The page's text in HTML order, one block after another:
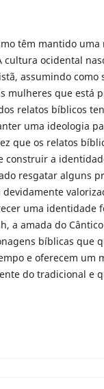
têm mantido uma
cultura ocidental
assumindo como
mulheres que está
relatos bíblicos
uma ideologia
que os relatos
construir a
resgatar alguns
uma identidade
a amada do
bíblicas que
e oferecem um
do tradicional e